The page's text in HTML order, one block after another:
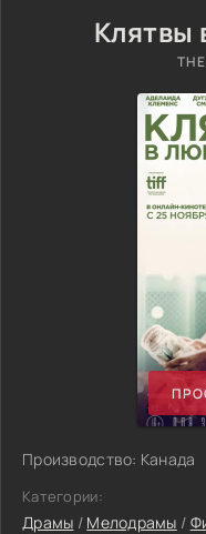
Клятвы
Производство: Канада
Категории:
Драмы / Мелодрамы /